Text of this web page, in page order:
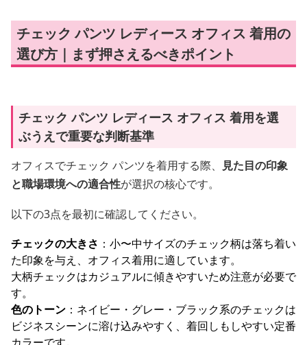
チェック パンツ レディース オフィス 着用の
選び方｜まず押さえるべきポイント
チェック パンツ レディース オフィス 着用を選
ぶうえで重要な判断基準
オフィスでチェック パンツを着用する際、
見た目の印象
と職場環境への適合性が選択の核心です。
以下の3点を最初に確認してください。
チェックの大きさ ：小〜中サイズのチェック柄は落ち着い
た印象を与え、オフィス着用に適しています。
大柄チェックはカジュアルに傾きやすいため注意が必要で
す。
色のトーン ：ネイビー・グレー・ブラック系のチェックは
ビジネスシーンに溶け込みやすく、着回しもしやすい定番